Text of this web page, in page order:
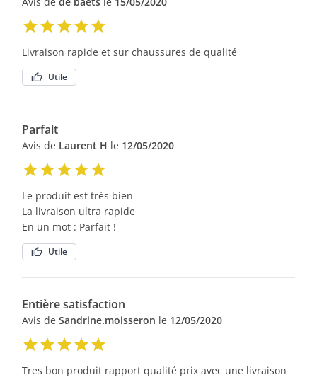
Livraison rapide et sur chaussures de qualité
Utile
Parfait
Avis de Laurent H le 12/05/2020
Le produit est très bien
La livraison ultra rapide
En un mot : Parfait !
Utile
Entière satisfaction
Avis de Sandrine.moisseron le 12/05/2020
Tres bon produit rapport qualité prix avec une livraison